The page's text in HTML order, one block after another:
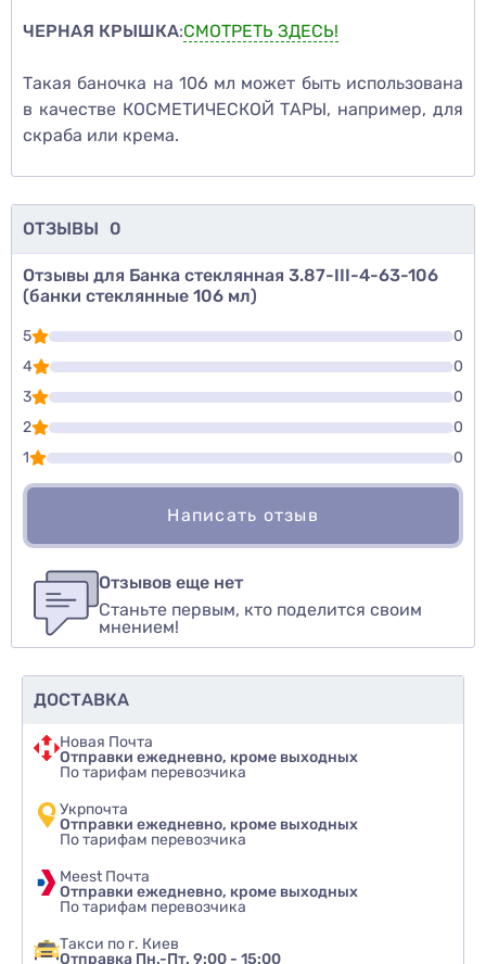
ЧЕРНАЯ КРЫШКА:СМОТРЕТЬ ЗДЕСЬ!
Такая баночка на 106 мл может быть использована
в качестве КОСМЕТИЧЕСКОЙ ТАРЫ, например, для
скраба или крема.
ОТЗЫВЫ 0
Отзывы для Банка стеклянная 3.87-III-4-63-106
(банки стеклянные 106 мл)
5
0
4
0
3
0
2
0
1
0
Написать отзыв
авторизуйтесь иливойдите
Оценить товар
Отзывов еще нет
Станьте первым, кто поделится своим
мнением!
ДОСТАВКА
Новая Почта
Отправки ежедневно, кроме выходных
По тарифам перевозчика
Укрпочта
Отправки ежедневно, кроме выходных
По тарифам перевозчика
Meest Почта
Отправки ежедневно, кроме выходных
По тарифам перевозчика
Такси по г. Киев
Отправка Пн.-Пт. 9:00 - 15:00